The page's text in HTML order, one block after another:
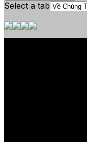
Select a tab